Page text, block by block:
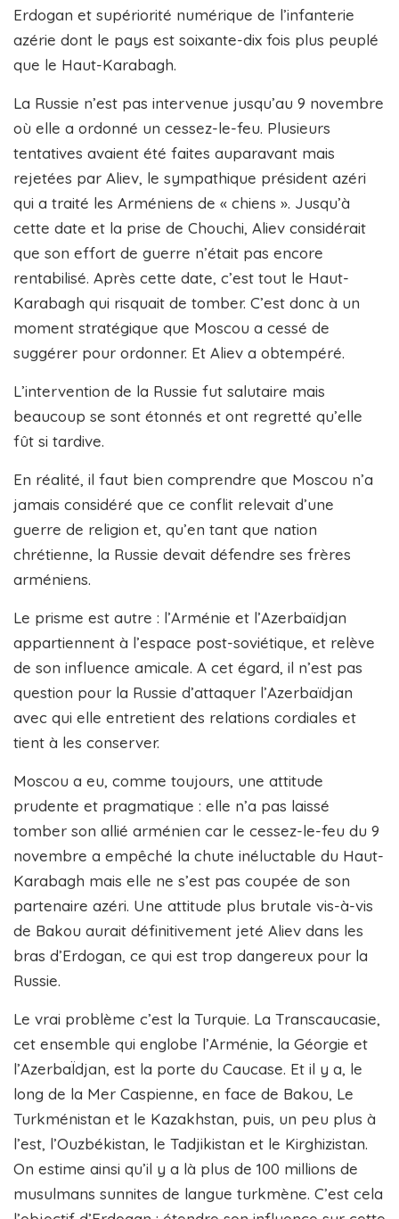
Erdogan et supériorité numérique de l’infanterie
azérie dont le pays est soixante-dix fois plus peuplé
que le Haut-Karabagh.
La Russie n’est pas intervenue jusqu’au 9 novembre
où elle a ordonné un cessez-le-feu. Plusieurs
tentatives avaient été faites auparavant mais
rejetées par Aliev, le sympathique président azéri
qui a traité les Arméniens de « chiens ». Jusqu’à
cette date et la prise de Chouchi, Aliev considérait
que son effort de guerre n’était pas encore
rentabilisé. Après cette date, c’est tout le Haut-
Karabagh qui risquait de tomber. C’est donc à un
moment stratégique que Moscou a cessé de
suggérer pour ordonner. Et Aliev a obtempéré.
L’intervention de la Russie fut salutaire mais
beaucoup se sont étonnés et ont regretté qu’elle
fût si tardive.
En réalité, il faut bien comprendre que Moscou n’a
jamais considéré que ce conflit relevait d’une
guerre de religion et, qu’en tant que nation
chrétienne, la Russie devait défendre ses frères
arméniens.
Le prisme est autre : l’Arménie et l’Azerbaïdjan
appartiennent à l’espace post-soviétique, et relève
de son influence amicale. A cet égard, il n’est pas
question pour la Russie d’attaquer l’Azerbaïdjan
avec qui elle entretient des relations cordiales et
tient à les conserver.
Moscou a eu, comme toujours, une attitude
prudente et pragmatique : elle n’a pas laissé
tomber son allié arménien car le cessez-le-feu du 9
novembre a empêché la chute inéluctable du Haut-
Karabagh mais elle ne s’est pas coupée de son
partenaire azéri. Une attitude plus brutale vis-à-vis
de Bakou aurait définitivement jeté Aliev dans les
bras d’Erdogan, ce qui est trop dangereux pour la
Russie.
Le vrai problème c’est la Turquie. La Transcaucasie,
cet ensemble qui englobe l’Arménie, la Géorgie et
l’AzerbaÏdjan, est la porte du Caucase. Et il y a, le
long de la Mer Caspienne, en face de Bakou, Le
Turkménistan et le Kazakhstan, puis, un peu plus à
l’est, l’Ouzbékistan, le Tadjikistan et le Kirghizistan.
On estime ainsi qu’il y a là plus de 100 millions de
musulmans sunnites de langue turkmène. C’est cela